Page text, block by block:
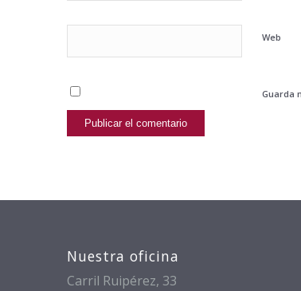
Web
Guarda
Nuestra oficina
Carril Ruipérez, 33